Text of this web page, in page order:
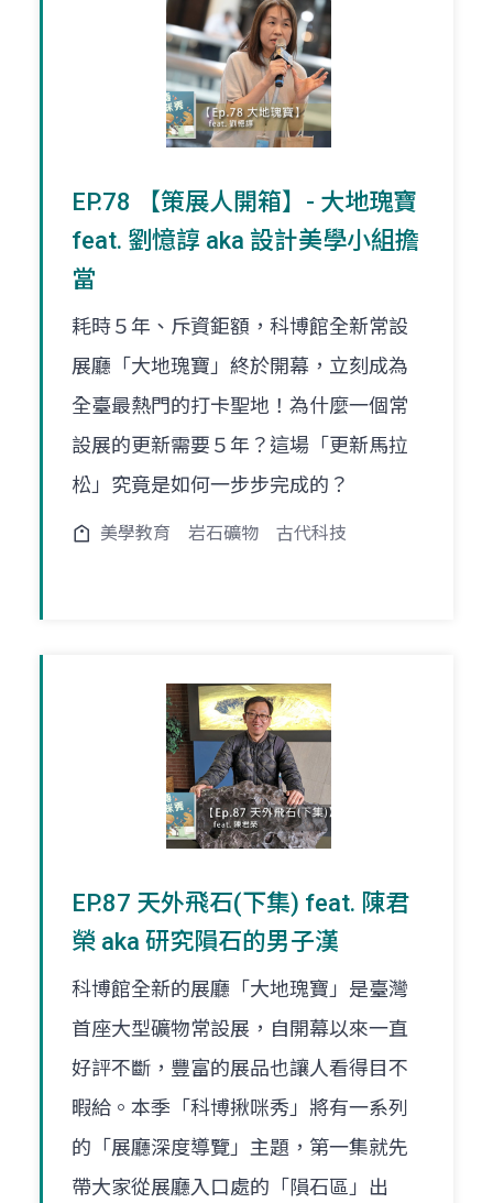
EP.78 【策展人開箱】- 大地瑰寶
feat. 劉憶諄 aka 設計美學小組擔
當
耗時５年、斥資鉅額，科博館全新常設
展廳「大地瑰寶」終於開幕，立刻成為
全臺最熱門的打卡聖地！為什麼一個常
設展的更新需要５年？這場「更新馬拉
松」究竟是如何一步步完成的？
美學教育 岩石礦物 古代科技
EP.87 天外飛石(下集) feat. 陳君
榮 aka 研究隕石的男子漢
科博館全新的展廳「大地瑰寶」是臺灣
首座大型礦物常設展，自開幕以來一直
好評不斷，豐富的展品也讓人看得目不
暇給。本季「科博揪咪秀」將有一系列
的「展廳深度導覽」主題，第一集就先
帶大家從展廳入口處的「隕石區」出